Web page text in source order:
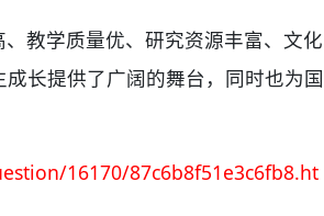
教学质量优、研究资源丰富、文化
长提供了广阔的舞台，同时也为国
16170/87c6b8f51e3c6fb8.ht